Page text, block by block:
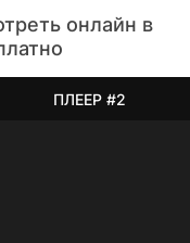
онлайн в
ПЛЕЕР #2